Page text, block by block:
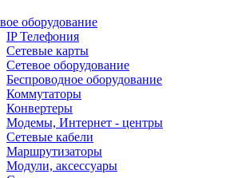
оборудование
IP Телефония
Сетевые карты
Сетевое оборудование
Беспроводное оборудование
Коммутаторы
Конвертеры
Модемы, Интернет - центры
Сетевые кабели
Маршрутизаторы
Модули, аксессуары